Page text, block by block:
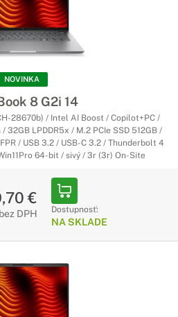
NOVINKA
8 G2i 14
28670b) / Intel AI Boost / Copilot+PC /
32GB LPDDR5x / M.2 PCIe SSD 512GB /
/ USB 3.2 / USB-C 3.2 / Thunderbolt 4
64-bit / sivý / 3r (3r) On-Site
€
DPH Dostupnosť:
NA SKLADE